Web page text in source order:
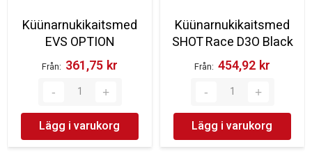
Küünarnukikaitsmed
EVS OPTION
Från 361,75 kr‎
Lägg i varukorg
Küünarnukikaitsmed
SHOT Race D3O Black
Från 454,92 kr‎
Lägg i varukorg